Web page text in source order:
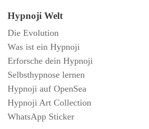
Hypnoji Welt
Die Evolution
Was ist ein Hypnoji
Erforsche dein Hypnoji
Selbsthypnose lernen
Hypnoji auf OpenSea
Hypnoji Art Collection
WhatsApp Sticker